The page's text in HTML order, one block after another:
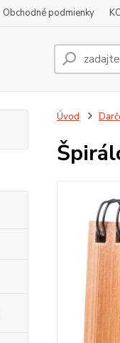
Obchodné podmienky
Úvod